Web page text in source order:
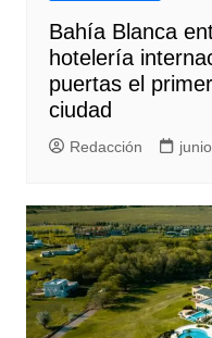
Bahía Blanca
hotelería
puertas el
ciudad
Redacción